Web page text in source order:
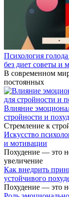
Психология
без диет советы и
В современном
постоянных
Влияние
стройности и
Стремление к
Искусство
и мотивации
Похудение — это
увеличение
Как внедрить
устойчивого
Похудение — это